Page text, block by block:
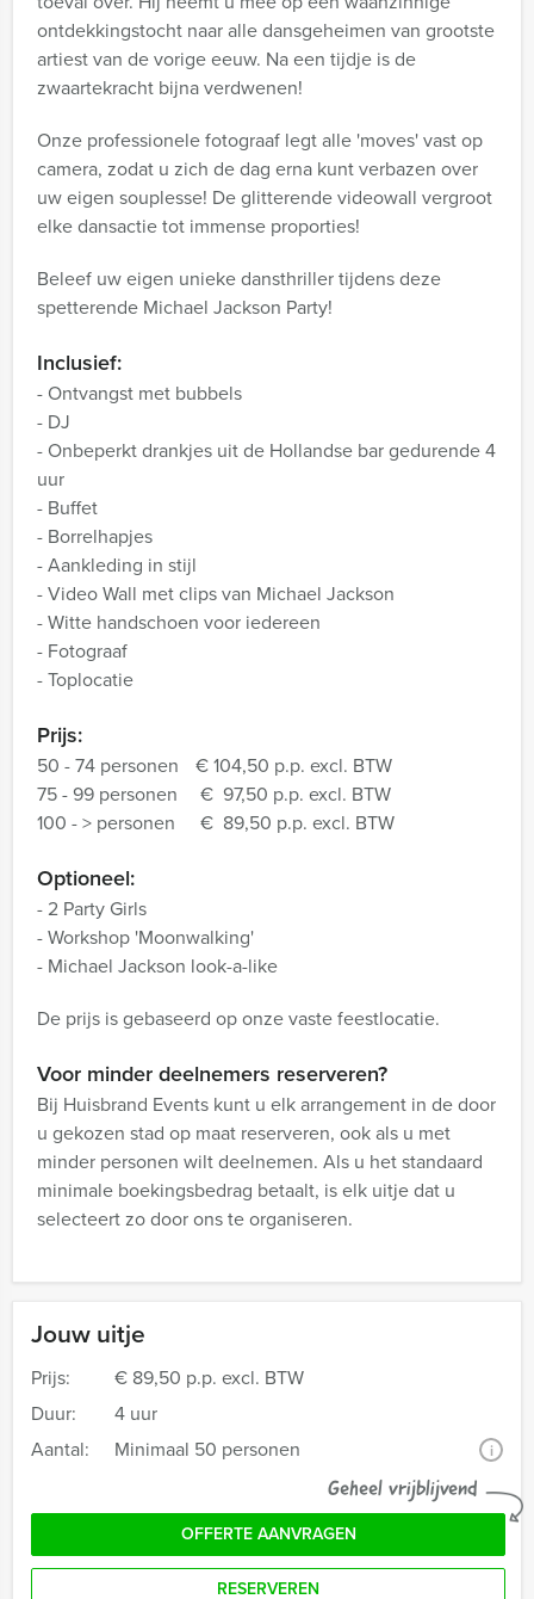
Jouw uitje
Prijs:
€ 89,50 p.p. excl. BTW
Duur:
4 uur
Aantal:
Minimaal 50 personen i
Geheel vrijblijvend
OFFERTE AANVRAGEN
RESERVEREN
ontdekkingstocht naar alle dansgeheimen van grootste
artiest van de vorige eeuw. Na een tijdje is de
zwaartekracht bijna verdwenen!
Onze professionele fotograaf legt alle 'moves' vast op
camera, zodat u zich de dag erna kunt verbazen over
uw eigen souplesse! De glitterende videowall vergroot
elke dansactie tot immense proporties!
Beleef uw eigen unieke dansthriller tijdens deze
spetterende Michael Jackson Party!
Inclusief:
- Ontvangst met bubbels
- DJ
- Onbeperkt drankjes uit de Hollandse bar gedurende 4
uur
- Buffet
- Borrelhapjes
- Aankleding in stijl
- Video Wall met clips van Michael Jackson
- Witte handschoen voor iedereen
- Fotograaf
- Toplocatie
Prijs:
50 - 74 personen
€ 104,50 p.p. excl. BTW
75 - 99 personen
€ 97,50 p.p. excl. BTW
100 - > personen
€ 89,50 p.p. excl. BTW
Optioneel:
- 2 Party Girls
- Workshop 'Moonwalking'
- Michael Jackson look-a-like
De prijs is gebaseerd op onze vaste feestlocatie.
Voor minder deelnemers reserveren?
Bij Huisbrand Events kunt u elk arrangement in de door
u gekozen stad op maat reserveren, ook als u met
minder personen wilt deelnemen. Als u het standaard
minimale boekingsbedrag betaalt, is elk uitje dat u
selecteert zo door ons te organiseren.